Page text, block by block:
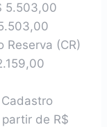
5.503,00
Reserva (CR)
Cadastro
partir de R$